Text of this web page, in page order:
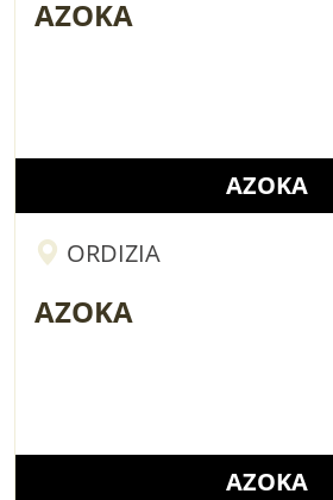
AZOKA
AZOKA
ORDIZIA
AZOKA
AZOKA